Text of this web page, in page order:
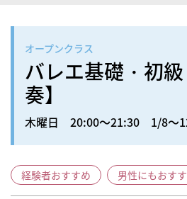
オープンクラス
バレエ基礎・初
奏】
木曜日 20:00～21:30 1/8～
経験者おすすめ 男性にもおす